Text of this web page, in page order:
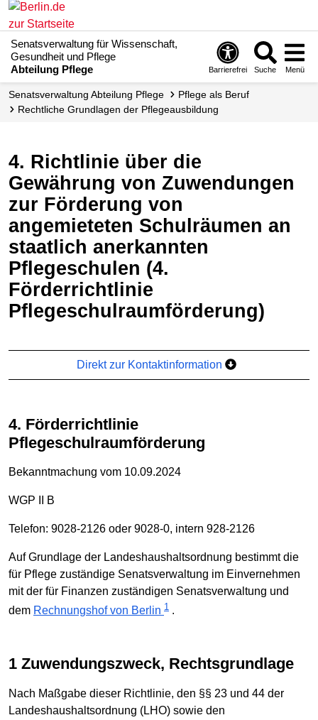
Senatsverwaltung für Wissenschaft,
Gesundheit und Pflege
Abteilung Pflege
Barrierefrei Suche Menü
Senats­verwaltung Abteilung Pflege
Pflege als Beruf
Rechtliche Grundlagen der Pflegeausbildung
4. Richtlinie über die
Gewährung von Zuwendungen
zur Förderung von
angemieteten Schulräumen an
staatlich anerkannten
Pflegeschulen (4.
Förderrichtlinie
Pflegeschulraumförderung)
Direkt zur Kontaktinformation
4. Förderrichtlinie
Pflegeschulraumförderung
Bekanntmachung vom 10.09.2024
WGP II B
Telefon: 9028-2126 oder 9028-0, intern 928-2126
Auf Grundlage der Landeshaushaltsordnung bestimmt die
für Pflege zuständige Senatsverwaltung im Einvernehmen
mit der für Finanzen zuständigen Senatsverwaltung und
dem Rechnungshof von Berlin 1 .
1 Zuwendungszweck, Rechtsgrundlage
Nach Maßgabe dieser Richtlinie, den §§ 23 und 44 der
Landeshaushaltsordnung (LHO) sowie den